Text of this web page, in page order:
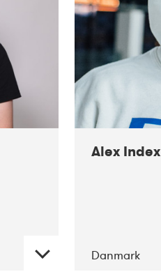
Alex Index
Danmark